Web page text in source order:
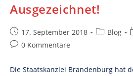
Ausgezeichnet!
Post
published:
17. September 2018
PostBlog
Post0 Kommentare
Die Staatskanzlei Brandenburg hat